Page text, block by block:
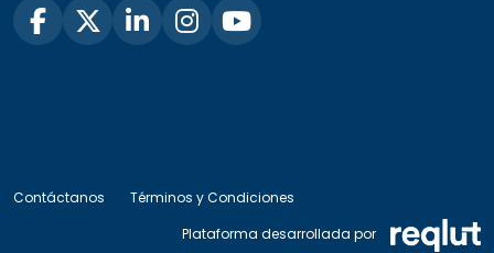
Contáctanos
Términos y Condiciones
Plataforma desarrollada por